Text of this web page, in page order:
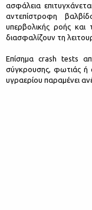
ασφάλεια
αντεπίστροφη
υπερβολικής ροής
διασφαλίζουν τη
Επίσημα crash tests
σύγκρουσης, φωτιάς ή
υγραερίου παραμένει